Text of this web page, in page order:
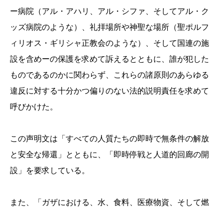
ー病院（アル・アハリ、アル・シファ、そしてアル・ク
ッズ病院のような）
、礼拝場所や神聖な場所（聖ポルフ
ィリオス・ ギリシャ正教会のような）、そして国連の施
設を含めーの保護を求めて訴えるとともに、誰が犯した
ものであるのかに関わらず、これらの諸原則のあらゆる
違反に対する十分かつ偏りのない法的説明責任を求めて
呼びかけた。
この声明文は「すべての人質たちの即時で無条件の解放
と安全な帰還 」とともに、「即時停戦と人道的回廊の開
設」を要求している。
また、「ガザにおける、水、食料、医療物資、そして燃